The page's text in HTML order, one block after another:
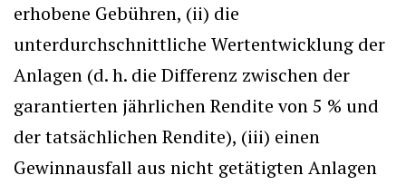
erhobene Gebühren, (ii) die
unterdurchschnittliche Wertentwicklung der
Anlagen (d. h. die Differenz zwischen der
garantierten jährlichen Rendite von 5 % und
der tatsächlichen Rendite), (iii) einen
Gewinnausfall aus nicht getätigten Anlagen